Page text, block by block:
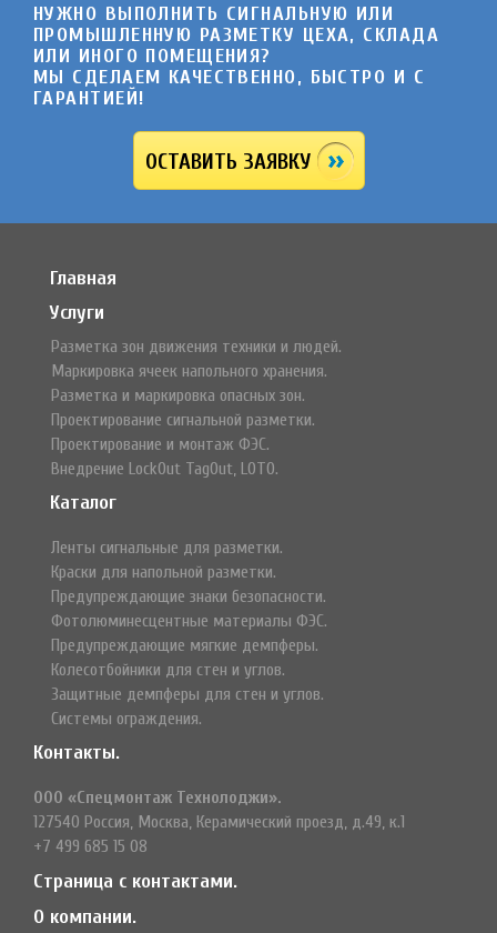
НУЖНО ВЫПОЛНИТЬ СИГНАЛЬНУЮ ИЛИ
ПРОМЫШЛЕННУЮ РАЗМЕТКУ ЦЕХА, СКЛАДА
ИЛИ ИНОГО ПОМЕЩЕНИЯ?
МЫ СДЕЛАЕМ КАЧЕСТВЕННО, БЫСТРО И C
ГАРАНТИЕЙ!
ОСТАВИТЬ ЗАЯВКУ
Главная
Услуги
Разметка зон движения техники и людей.
Маркировка ячеек напольного хранения.
Разметка и маркировка опасных зон.
Проектирование сигнальной разметки.
Проектирование и монтаж ФЭС.
Внедрение LockOut TagOut, LOTO.
Каталог
Ленты сигнальные для разметки.
Краски для напольной разметки.
Предупреждающие знаки безопасности.
Фотолюминесцентные материалы ФЭС.
Предупреждающие мягкие демпферы.
Колесотбойники для стен и углов.
Защитные демпферы для стен и углов.
Системы ограждения.
Контакты.
ООО «Спецмонтаж Технолоджи».
127540 Россия, Москва, Керамический проезд, д.49, к.1
+7 499 685 15 08
Страница с контактами.
О компании.